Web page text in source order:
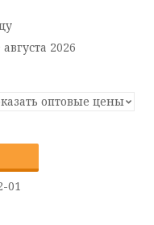
2026
оптовые цены
01